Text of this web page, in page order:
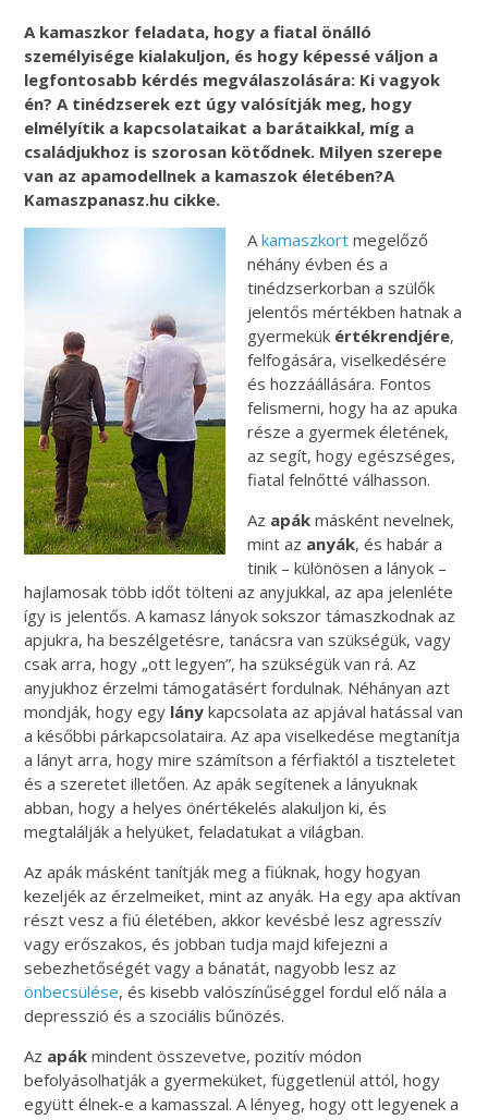
A kamaszkor feladata, hogy a fiatal önálló
személyisége kialakuljon, és hogy képessé váljon a
legfontosabb kérdés megválaszolására: Ki vagyok
én? A tinédzserek ezt úgy valósítják meg, hogy
elmélyítik a kapcsolataikat a barátaikkal, míg a
családjukhoz is szorosan kötődnek. Milyen szerepe
van az apamodellnek a kamaszok életében?A
Kamaszpanasz.hu cikke.
Akamaszkortmegelőző
néhány évben és a
tinédzserkorban a szülők
jelentős mértékben hatnak a
gyermekük értékrendjére,
felfogására, viselkedésére
és hozzáállására. Fontos
felismerni, hogy ha az apuka
része a gyermek életének,
az segít, hogy egészséges,
fiatal felnőtté válhasson.
Az apákmásként nevelnek,
mint az anyák, és habár a
tinik – különösen a lányok –
hajlamosak több időt tölteni az anyjukkal, az apa jelenléte
így is jelentős. A kamasz lányok sokszor támaszkodnak az
apjukra, ha beszélgetésre, tanácsra van szükségük, vagy
csak arra, hogy „ott legyen”, ha szükségük van rá. Az
anyjukhoz érzelmi támogatásért fordulnak. Néhányan azt
mondják, hogy egy lány kapcsolata az apjával hatással van
a későbbi párkapcsolataira. Az apa viselkedése megtanítja
a lányt arra, hogy mire számítson a férfiaktól a tiszteletet
és a szeretet illetően. Az apák segítenek a lányuknak
abban, hogy a helyes önértékelés alakuljon ki, és
megtalálják a helyüket, feladatukat a világban.
Az apák másként tanítják meg a fiúknak, hogy hogyan
kezeljék az érzelmeiket, mint az anyák. Ha egy apa aktívan
részt vesz a fiú életében, akkor kevésbé lesz agresszív
vagy erőszakos, és jobban tudja majd kifejezni a
sebezhetőségét vagy a bánatát, nagyobb lesz az
önbecsülése, és kisebb valószínűséggel fordul elő nála a
depresszió és a szociális bűnözés.
Az apákmindent összevetve, pozitív módon
befolyásolhatják a gyermeküket, függetlenül attól, hogy
együtt élnek-e a kamasszal. A lényeg, hogy ott legyenek a